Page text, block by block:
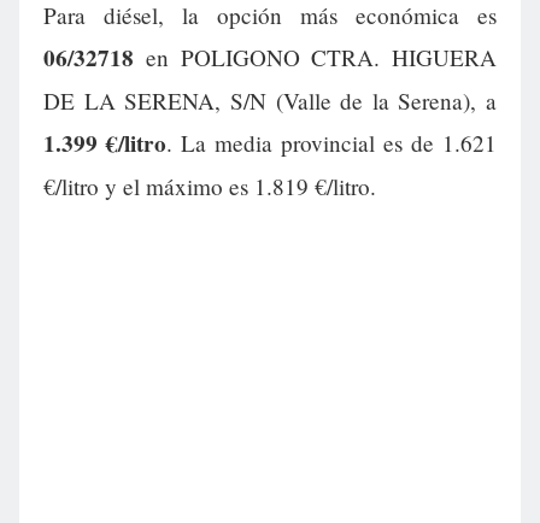
Para diésel, la opción más económica es
06/32718 en POLIGONO CTRA. HIGUERA
DE LA SERENA, S/N (Valle de la Serena), a
1.399 €/litro. La media provincial es de 1.621
€/litro y el máximo es 1.819 €/litro.